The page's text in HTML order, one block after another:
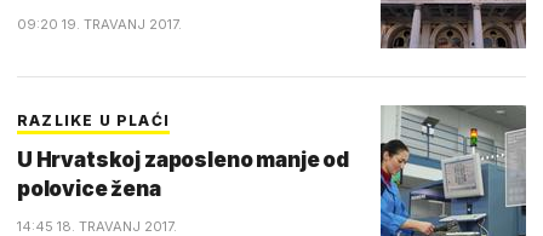
09:20 19. TRAVANJ 2017.
RAZLIKE U PLAĆI
U Hrvatskoj zaposleno manje od
polovice žena
14:45 18. TRAVANJ 2017.